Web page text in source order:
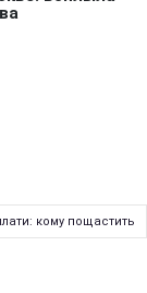
кому пощастить